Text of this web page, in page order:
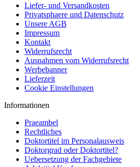
Liefer- und Versandkosten
Privatsphaere und Datenschutz
Unsere AGB
Impressum
Kontakt
Widerrufsrecht
Ausnahmen vom Widerrufsrecht
Werbebanner
Lieferzeit
Cookie Einstellungen
Informationen
Praeambel
Rechtliches
Doktortitel im Personalausweis
Doktorgrad oder Doktortitel?
Uebersetzung der Fachgebiete